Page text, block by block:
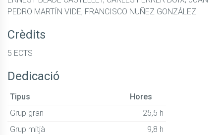
PEDRO MARTÍN VIDE, FRANCISCO NUÑEZ GONZÁLEZ
Crèdits
5 ECTS
Dedicació
Tipus
Hores
Grup gran
25,5 h
Grup mitjà
9,8 h